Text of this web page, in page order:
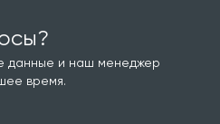
данные и наш менеджер
время.